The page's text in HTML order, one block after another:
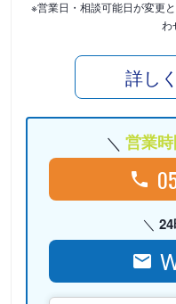
※営業日・相談可能日が変更
わ
詳し
営業